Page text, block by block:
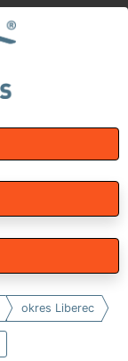
okres Liberec